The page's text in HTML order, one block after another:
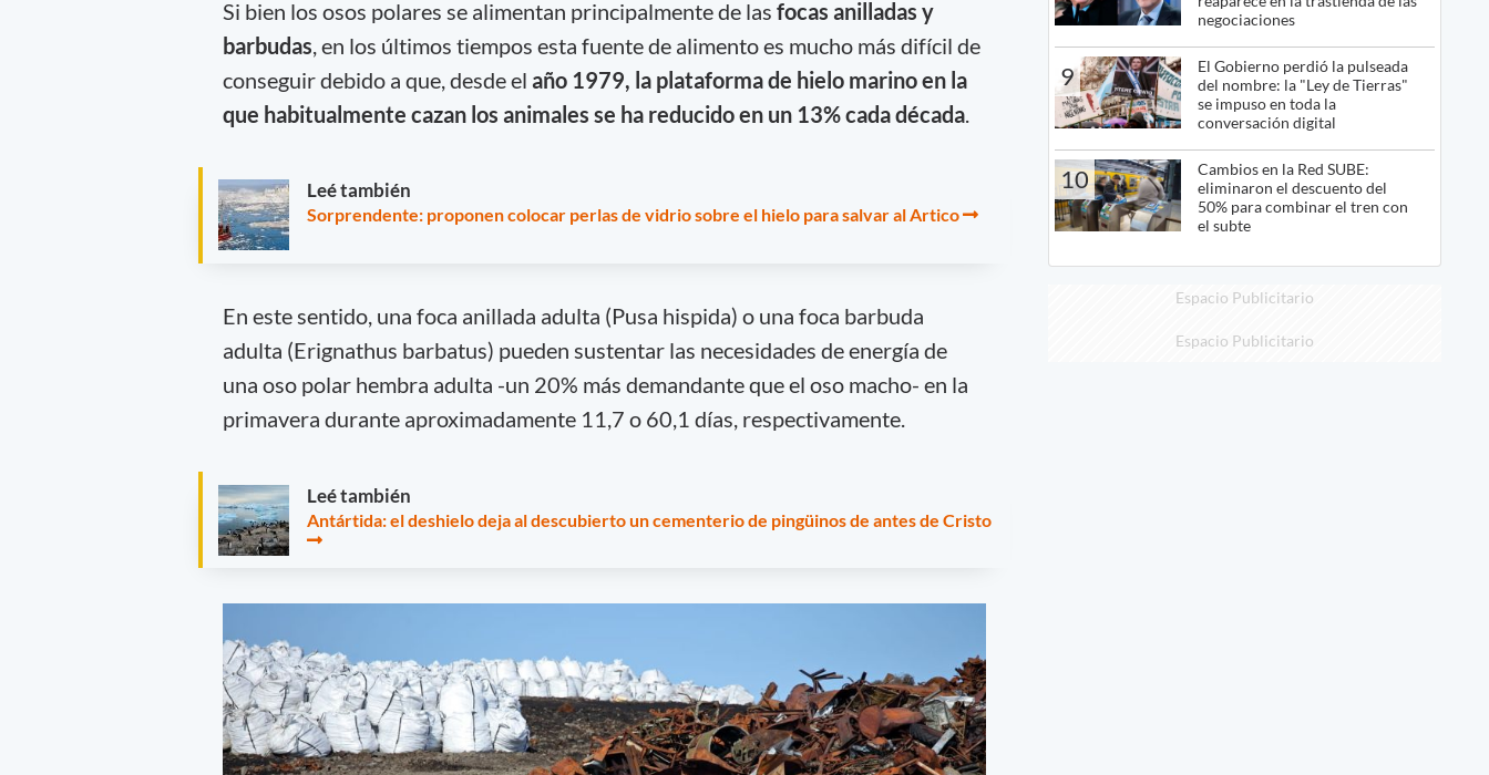
Si bien los osos polares se alimentan principalmente de las focas anilladas y
barbudas , en los últimos tiempos esta fuente de alimento es mucho más difícil de
conseguir debido a que, desde el año 1979, la plataforma de hielo marino en la
que habitualmente cazan los animales se ha reducido en un 13% cada década.
Leé también
Sorprendente: proponen colocar perlas de vidrio sobre el hielo para salvar al Artico
En este sentido, una foca anillada adulta (Pusa hispida) o una foca barbuda
adulta (Erignathus barbatus) pueden sustentar las necesidades de energía de
una oso polar hembra adulta -un 20% más demandante que el oso macho- en la
primavera durante aproximadamente 11,7 o 60,1 días, respectivamente.
Leé también
Antártida: el deshielo deja al descubierto un cementerio de pingüinos de antes de Cristo
negociaciones
9
El Gobierno perdió la pulseada
del nombre: la "Ley de Tierras"
se impuso en toda la
conversación digital
10
Cambios en la Red SUBE:
eliminaron el descuento del
50% para combinar el tren con
el subte
Espacio Publicitario
Espacio Publicitario